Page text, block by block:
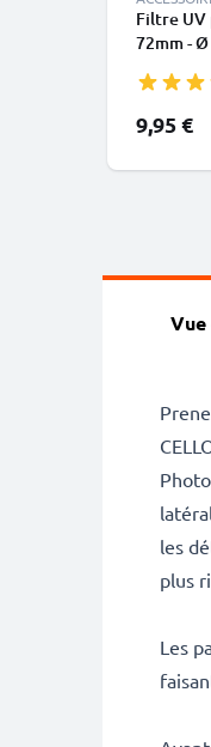
Filtre UV
72mm -
9,95 €
les
plus
Les